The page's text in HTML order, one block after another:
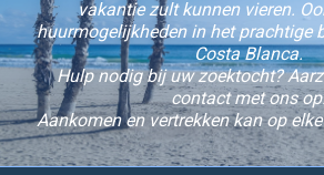
vakantie zult kunnen vieren.
huurmogelijkheden in het prachtige
Costa Blanca.
Hulp nodig bij uw zoektocht?
contact met ons
Aankomen en vertrekken kan op